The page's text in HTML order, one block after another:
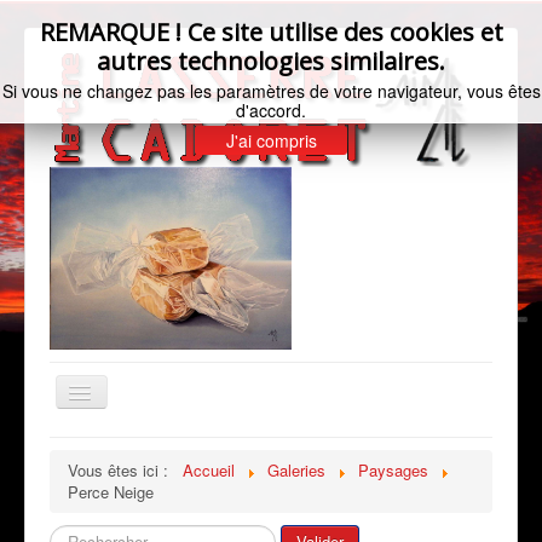
Basculer
la
Bio de l'artiste
Galeries
Vous êtes ici : Accueil Galeries
Paysages
Perce Neige
REMARQUE ! Ce site utilise des cookies et
autres technologies similaires.
Si vous ne changez pas les paramètres de votre navigateur, vous êtes
d'accord.
J'ai compris
Rechercher